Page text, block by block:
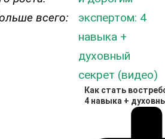
всего:
Как стать
4 навыка +